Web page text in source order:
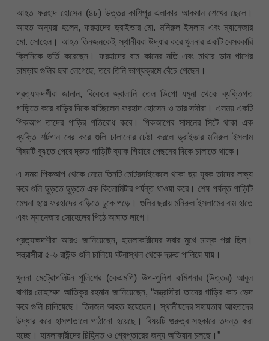
আহত ফরহাদ হোসেন (৪৮) উত্তর কাশিপুর এলাকার আকমান শেখের ছেলে।
আহত অন্যরা হলেন, ফরহাদের ড্রাইভার মো. মনিরুল ইসলাম এবং ম্যানেজার
মো. সোহেল। আহত তিনজনকেই স্থানীয়রা উদ্ধার করে খুলনার একটি বেসরকারি
ক্লিনিকে ভর্তি করেছেন। ফরহাদের বাম কানের নতি এবং মাথার ডান পাশের
চামড়ায় গুলির ছরা লেগেছে, তবে তিনি ভাগ্যক্রমে বেঁচে গেছেন।
প্রত্যক্ষদর্শীরা জানান, বিকেলে জ্বালানি তেল ডিপো যমুনা থেকে ব্যক্তিগত
গাড়িতে করে বাড়ির দিকে যাচ্ছিলেন ফরহাদ হোসেন ও তার সঙ্গীরা। এসময় একটি
পিকআপ তাদের গাড়ির গতিরোধ করে। পিকআপের সামনের সিটে থাকা এক
ব্যক্তি শর্টগান বের করে গুলি চালানোর চেষ্টা করলে ড্রাইভার মনিরুল ইসলাম
বিষয়টি বুঝতে পেরে দ্রুত গাড়িটি ব্যাক গিয়ারে পেছনের দিকে চালাতে থাকে।
এ সময় পিকআপ থেকে নেমে তিনটি মোটরসাইকেলে থাকা ছয় যুবক তাদের লক্ষ্য
করে গুলি ছুড়তে ছুড়তে এক কিলোমিটার পর্যন্ত ধাওয়া করে। শেষ পর্যন্ত গাড়িটি
মেঘনা হয়ে ফরহাদের বাড়িতে ঢুকে পড়ে। গুলির ছরায় মনিরুল ইসলামের বাম হাতে
এবং ম্যানেজার সোহেলের পিঠে আঘাত লাগে।
প্রত্যক্ষদর্শীরা আরও জানিয়েছেন, হামলাকারীদের সবার মুখে মাস্ক পরা ছিল।
সন্ত্রাসীরা ৫-৬ রাউন্ড গুলি চালিয়ে ঘটনাস্থল থেকে দ্রুত পালিয়ে যায়।
খুলনা মেট্রোপলিটন পুলিশের (কেএমপি) উপ-পুলিশ কমিশনার (উত্তর) আবুল
বাশার মোহাম্মদ আতিকুর রহমান জানিয়েছেন, “সন্ত্রাসীরা তাদের গাড়ির কাচ ভেদ
করে গুলি চালিয়েছে। তিনজন আহত হয়েছেন। স্থানীয়দের সহায়তায় আহতদের
উদ্ধার করে হাসপাতালে পাঠানো হয়েছে। বিষয়টি গুরুত্ব সহকারে তদন্ত করা
হচ্ছে। হামলাকারীদের চিহ্নিত ও গ্রেপ্তারের জন্য অভিযান চলছে।”